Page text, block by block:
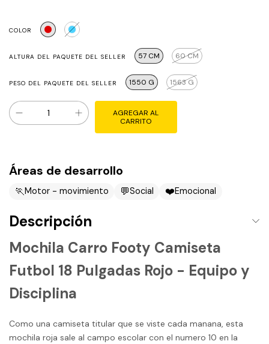
COLOR
ALTURA DEL PAQUETE DEL SELLER 57 CM 60 CM
PESO DEL PAQUETE DEL SELLER 1550 G 1563 G
Áreas de desarrollo
🏃Motor - movimiento 💬Social ❤️Emocional
Descripción
Mochila Carro Footy Camiseta
Futbol 18 Pulgadas Rojo - Equipo y
Disciplina
Como una camiseta titular que se viste cada manana, esta
mochila roja sale al campo escolar con el numero 10 en la